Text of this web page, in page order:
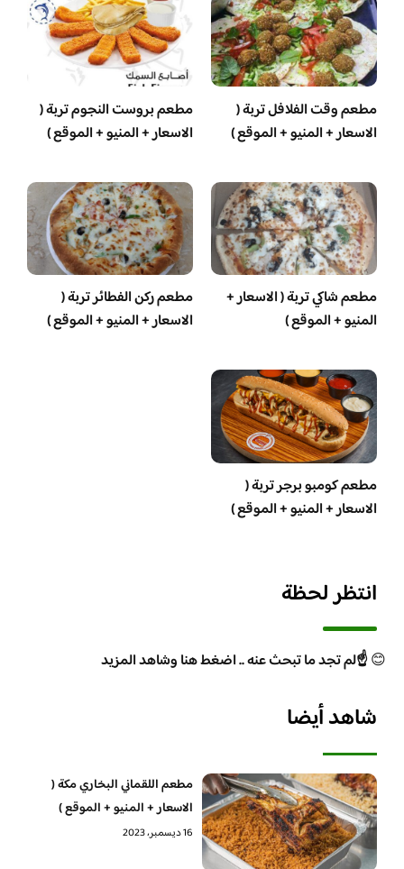
مطعم وقت الفلافل تربة (
الاسعار + المنيو + الموقع )
مطعم بروست النجوم تربة (
الاسعار + المنيو + الموقع )
مطعم شاكي تربة ( الاسعار +
المنيو + الموقع )
مطعم ركن الفطائر تربة (
الاسعار + المنيو + الموقع )
مطعم كومبو برجر تربة (
الاسعار + المنيو + الموقع )
انتظر لحظة
😊☝️لم تجد ما تبحث عنه .. اضغط هنا وشاهد المزيد
شاهد أيضا
مطعم اللقماني البخاري مكة (
الاسعار + المنيو + الموقع )
16 ديسمبر، 2023